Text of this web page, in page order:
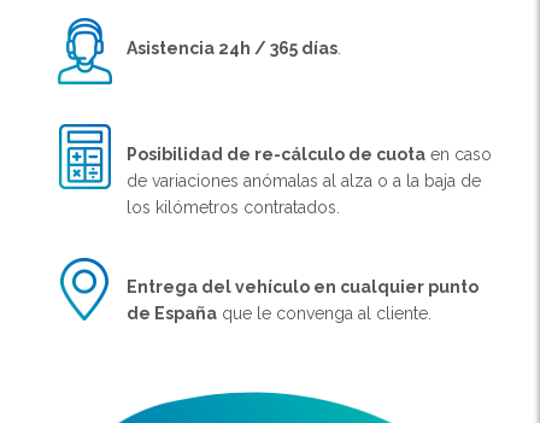
Asistencia 24h / 365 días
Posibilidad de re-cálculo de cuota en caso
de variaciones anómalas al alza o a la baja de
los kilómetros contratados.
Entrega del vehículo en cualquier punto
de España que le convenga al cliente.